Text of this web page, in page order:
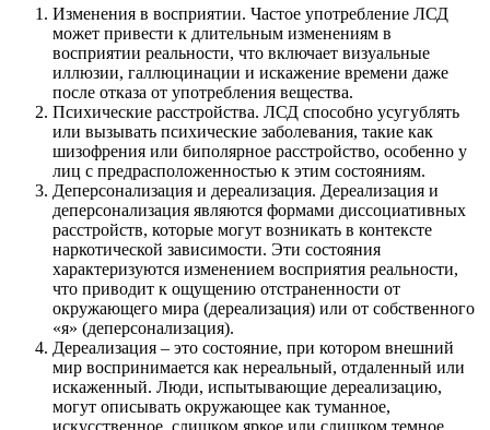
Изменения в восприятии. Частое употребление ЛСД
может привести к длительным изменениям в
восприятии реальности, что включает визуальные
иллюзии, галлюцинации и искажение времени даже
после отказа от употребления вещества.
Психические расстройства. ЛСД способно усугублять
или вызывать психические заболевания, такие как
шизофрения или биполярное расстройство, особенно у
лиц с предрасположенностью к этим состояниям.
Деперсонализация и дереализация. Дереализация и
деперсонализация являются формами диссоциативных
расстройств, которые могут возникать в контексте
наркотической зависимости. Эти состояния
характеризуются изменением восприятия реальности,
что приводит к ощущению отстраненности от
окружающего мира (дереализация) или от собственного
«я» (деперсонализация).
Дереализация – это состояние, при котором внешний
мир воспринимается как нереальный, отдаленный или
искаженный. Люди, испытывающие дереализацию,
могут описывать окружающее как туманное,